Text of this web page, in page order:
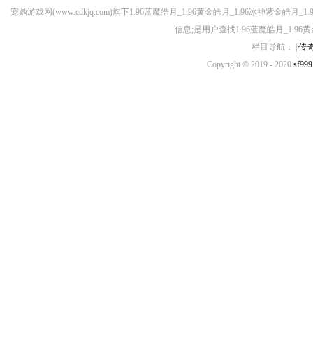
宠鼎游戏网(www.cdkjq.com)旗下1.96蓝魔皓月_1.96黄金皓月_1.96冰神紫金皓月
信息;是用户查找1.96蓝魔皓月_1.96
栏目导航： |传
Copyright © 2019 - 2020 sf999